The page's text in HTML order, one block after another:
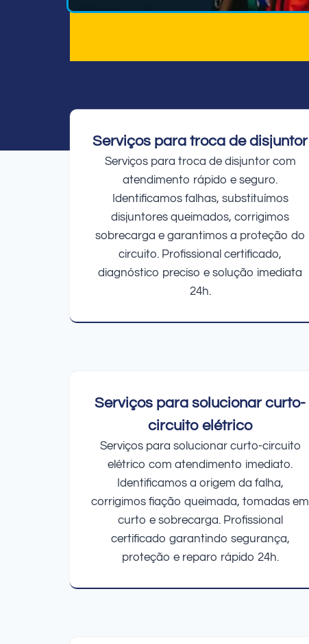
Serviços para troca de disjuntor
Serviços para troca de disjuntor com
atendimento rápido e seguro.
Identificamos falhas, substituímos
disjuntores queimados, corrigimos
sobrecarga e garantimos a proteção do
circuito. Profissional certificado,
diagnóstico preciso e solução imediata
24h.
Serviços para solucionar curto-
circuito elétrico
Serviços para solucionar curto-circuito
elétrico com atendimento imediato.
Identificamos a origem da falha,
corrigimos fiação queimada, tomadas em
curto e sobrecarga. Profissional
certificado garantindo segurança,
proteção e reparo rápido 24h.